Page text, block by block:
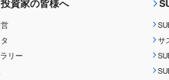
資家の皆様へ
リー
サ